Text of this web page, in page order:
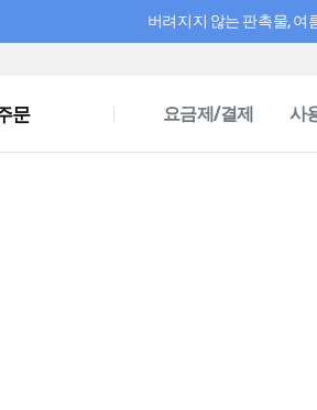
버려지지 않는 판촉물, 여
문 요금제/결제 사